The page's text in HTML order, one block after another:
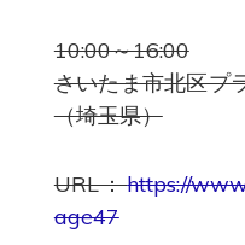
10:00～16:00
さいたま市北区プ
（埼玉県）
URL：https://
age47